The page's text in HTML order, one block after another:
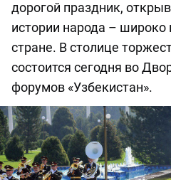
дорогой праздник,
истории народа – широко
стране. В столице
состоится сегодня во
форумов «Узбекистан».